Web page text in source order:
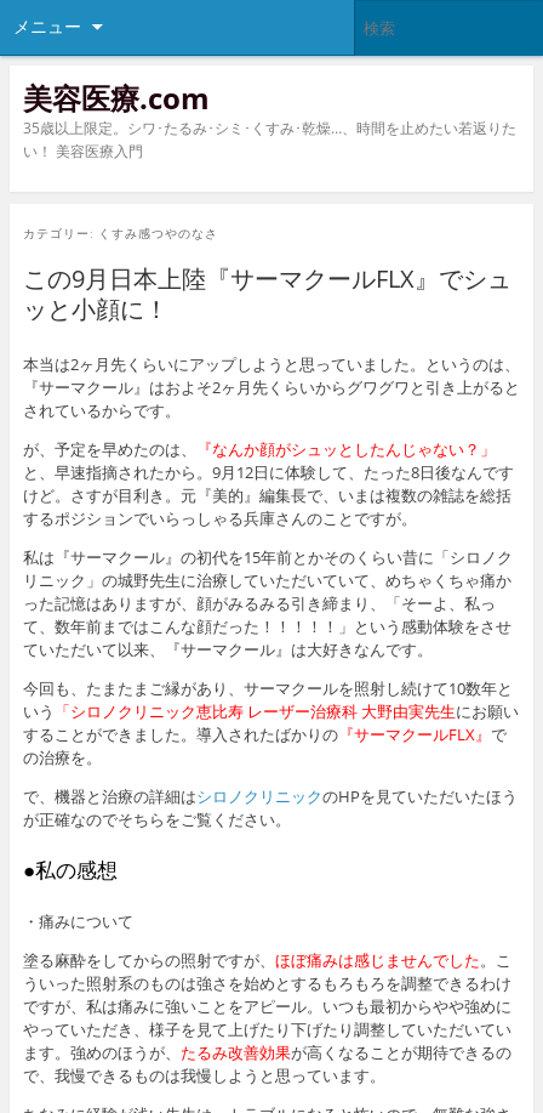
メニュー
美容医療.com
35歳以上限定。シワ･たるみ･シミ･くすみ･乾燥…、時間を止めたい若返りた
い！ 美容医療入門
カテゴリー: くすみ感つやのなさ
この9月日本上陸『サーマクールFLX』でシュ
ッと小顔に！
本当は2ヶ月先くらいにアップしようと思っていました。というのは、
『サーマクール』はおよそ2ヶ月先くらいからグワグワと引き上がると
されているからです。
が、予定を早めたのは、
『なんか顔がシュッとしたんじゃない？」
と、早速指摘されたから。9月12日に体験して、たった8日後なんです
けど。さすが目利き。元『美的』編集長で、いまは複数の雑誌を総括
するポジションでいらっしゃる兵庫さんのことですが。
私は『サーマクール』の初代を15年前とかそのくらい昔に「シロノク
リニック」の城野先生に治療していただいていて、めちゃくちゃ痛か
った記憶はありますが、顔がみるみる引き締まり、「そーよ、私っ
て、数年前まではこんな顔だった！！！！！」という感動体験をさせ
ていただいて以来、『サーマクール』は大好きなんです。
今回も、たまたまご縁があり、サーマクールを照射し続けて10数年と
いう 「シロノクリニック恵比寿 レーザー治療科 大野由実先生にお願い
することができました。導入されたばかりの『サーマクールFLX』 で
の治療を。
で、機器と治療の詳細はシロノクリニックのHPを見ていただいたほう
が正確なのでそちらをご覧ください。
●私の感想
・痛みについて
塗る麻酔をしてからの照射ですが、 ほぼ痛みは感じませんでした。こ
ういった照射系のものは強さを始めとするもろもろを調整できるわけ
ですが、私は痛みに強いことをアピール。いつも最初からやや強めに
やっていただき、様子を見て上げたり下げたり調整していただいてい
ます。強めのほうが、 たるみ改善効果が高くなることが期待できるの
で、我慢できるものは我慢しようと思っています。